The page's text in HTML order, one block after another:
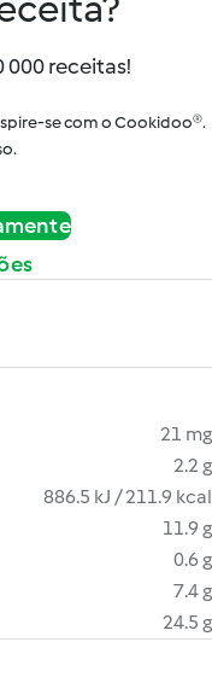
000 receitas!
se com o Cookidoo®.
21 mg
2.2 g
886.5 kJ / 211.9 kcal
11.9 g
0.6 g
7.4 g
24.5 g